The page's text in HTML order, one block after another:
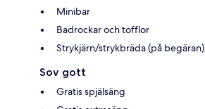
Minibar
Badrockar och tofflor
Strykjärn/strykbräda (på begäran)
Sov gott
Gratis spjälsäng